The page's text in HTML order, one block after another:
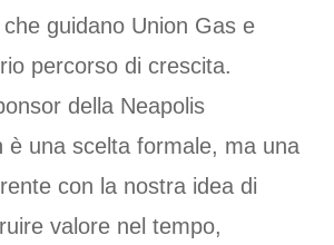
guidano Union Gas e
percorso di crescita.
della Neapolis
è una scelta formale, ma una
con la nostra idea di
valore nel tempo,